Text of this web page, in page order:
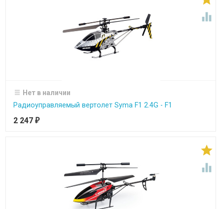

Нет в наличии
Радиоуправляемый вертолет Syma F1 2.4G - F1
2 247 ₽

